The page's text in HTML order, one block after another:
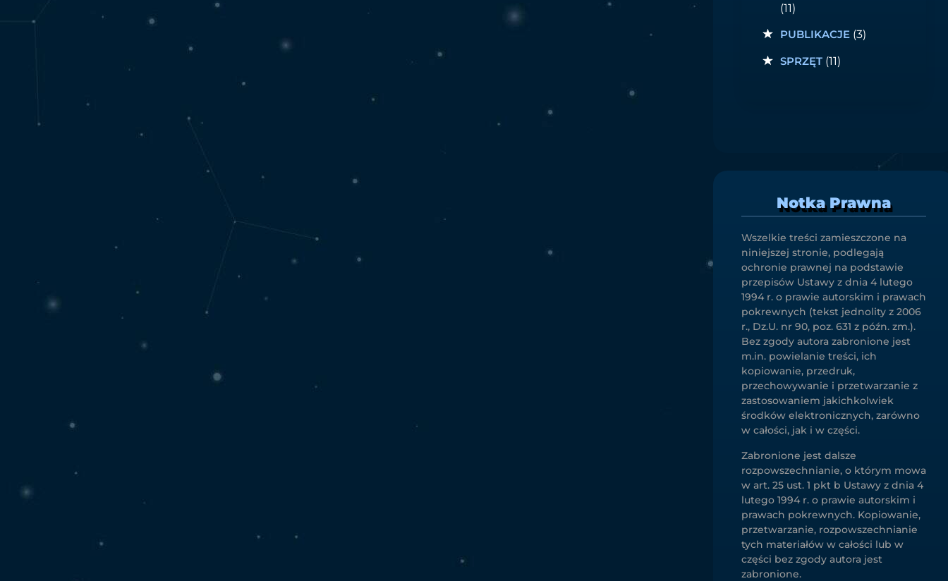
(11)
PUBLIKACJE(3)
SPRZĘT(11)
Notka Prawna
Wszelkie treści zamieszczone na
niniejszej stronie, podlegają
ochronie prawnej na podstawie
przepisów Ustawy z dnia 4 lutego
1994 r. o prawie autorskim i prawach
pokrewnych (tekst jednolity z 2006
r., Dz.U. nr 90, poz. 631 z późn. zm.).
Bez zgody autora zabronione jest
m.in. powielanie treści, ich
kopiowanie, przedruk,
przechowywanie i przetwarzanie z
zastosowaniem jakichkolwiek
środków elektronicznych, zarówno
w całości, jak i w części.
Zabronione jest dalsze
rozpowszechnianie, o którym mowa
w art. 25 ust. 1 pkt b Ustawy z dnia 4
lutego 1994 r. o prawie autorskim i
prawach pokrewnych. Kopiowanie,
przetwarzanie, rozpowszechnianie
tych materiałów w całości lub w
części bez zgody autora jest
zabronione.